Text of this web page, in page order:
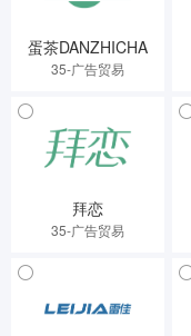
蛋茶DANZHICHA
35-广告贸易
拜恋
35-广告贸易